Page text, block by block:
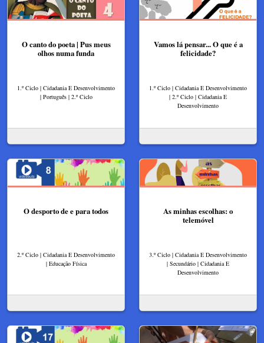
O canto do poeta | Pus meus
olhos numa funda
1.º Ciclo | Cidadania E Desenvolvimento
| Português | 2.º Ciclo
Vamos lá pensar... O que é a
felicidade?
1.º Ciclo | Cidadania E Desenvolvimento
| 2.º Ciclo | Cidadania E
Desenvolvimento
O desporto de e para todos
2.º Ciclo | Cidadania E Desenvolvimento
| Educação Física
As minhas escolhas: o
telemóvel
3.º Ciclo | Cidadania E Desenvolvimento
| Secundário | Cidadania E
Desenvolvimento